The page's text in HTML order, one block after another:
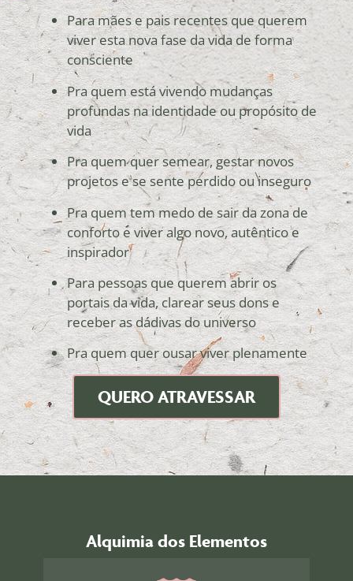
Para mães e pais recentes que querem
viver esta nova fase da vida de forma
consciente
Pra quem está vivendo mudanças
profundas na identidade ou propósito de
vida
Pra quem quer semear, gestar novos
projetos e se sente perdido ou inseguro
Pra quem tem medo de sair da zona de
conforto e viver algo novo, autêntico e
inspirador
Para pessoas que querem abrir os
portais da vida, clarear seus dons e
receber as dádivas do universo
Pra quem quer ousar viver plenamente
QUERO ATRAVESSAR
Alquimia dos Elementos